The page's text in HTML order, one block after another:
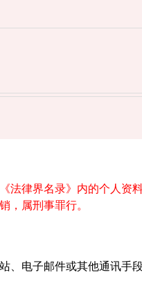
《法律界名录》内的个人资
，属刑事罪行。
、电子邮件或其他通讯手